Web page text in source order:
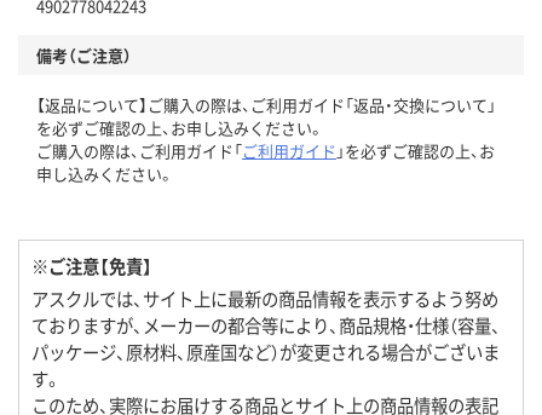
4902778042243
備考（ご注意）
【返品について】ご購入の際は、ご利用ガイド「返品・交換について」
を必ずご確認の上、お申し込みください。
ご購入の際は、ご利用ガイド「ご利用ガイド 」を必ずご確認の上、お
申し込みください。
※ご注意【免責】
アスクルでは、サイト上に最新の商品情報を表示するよう努め
ておりますが、メーカーの都合等により、商品規格・仕様（容量、
パッケージ、原材料、原産国など）が変更される場合がございま
す。
このため、実際にお届けする商品とサイト上の商品情報の表記